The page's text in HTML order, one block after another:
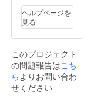
いま
す。 あ
らかじ
めご了
ます。
ヘルプページを
見る
このプロジェクト
の問題報告はこち
らよりお問い合わ
せください